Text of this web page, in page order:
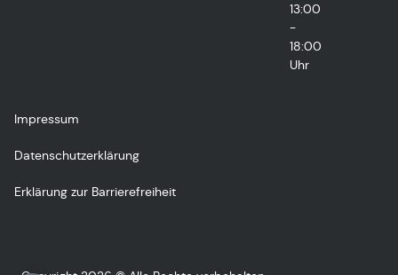
13:00
-
18:00
Uhr
Impressum
Datenschutzerklärung
Erklärung zur Barrierefreiheit